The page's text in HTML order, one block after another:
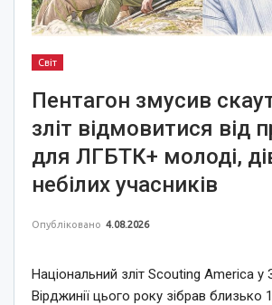
Світ
Пентагон змусив
зліт відмовитися від
для ЛГБТК+ молоді,
небілих учасників
Опубліковано 4.08.2026
Національний зліт Scouting America у
Вірджинії цього року зібрав близько